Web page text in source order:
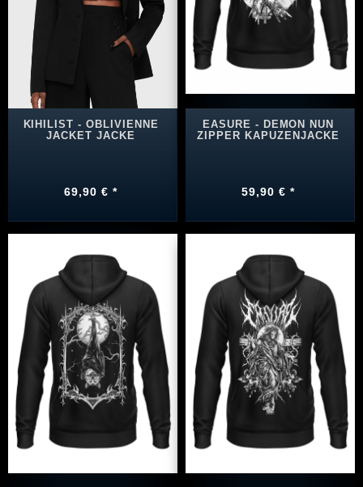
KIHILIST - OBLIVIENNE
JACKET JACKE
69,90 € *
EASURE - DEMON NUN
ZIPPER KAPUZENJACKE
59,90 € *